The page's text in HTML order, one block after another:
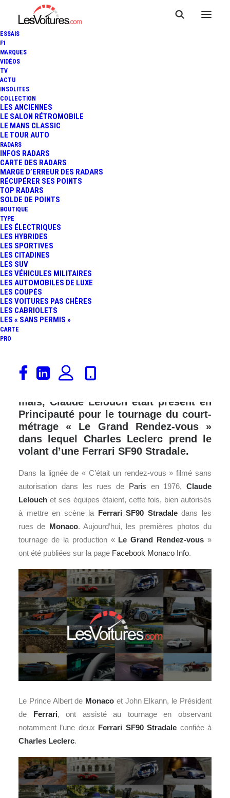
ESSAIS
F1
MARQUES
VIDÉOS
TV
ACTU
INSOLITES
COLLECTION
LES ANCIENNES
LE SALON RÉTROMOBILE
LE MANS CLASSIC
LE TOUR AUTO
RADARS
INFOS RADARS
CARTE DES RADARS
MARGE D’ERREUR DES RADARS
RÉCUPÉRER SES POINTS
TOP RADARS
SOLDE DE POINTS
BOUTIQUE
TYPE
LES ÉLECTRIQUES
LES HYBRIDES
LES SPORTIVES
LES CITADINES
LES SUV
LES VÉHICULES MILITAIRES
LES AUTOMOBILES DE LUXE
LES COUPÉS
LES VOITURES PAS CHÈRES
LES CABRIOLETS
LES « SANS PERMIS »
CARTE
PRO
LES PHOTOS DU TOURNAGE
AVEC CHARLES LECLERC
2 Minutes
Ce week-end à Monaco, les
monoplaces de Formule 1 n’ont pas
mais, Claude Lelouch était présent en
Principauté pour le tournage du court-
métrage « Le Grand Rendez-vous »
dans lequel Charles Leclerc prend le
volant d’une Ferrari SF90 Stradale.
Dans la lignée de « C’était un rendez-vous » filmé sans
autorisation dans les rues de Paris en 1976, Claude
Lelouch et ses équipes étaient, cette fois, bien autorisés
à mettre en scène la Ferrari SF90 Stradaledans les
rues de Monaco. Aujourd’hui, les premières photos du
tournage de la production « Le Grand Rendez-vous »
ont été publiées sur la page Facebook Monaco Info.
Le Prince Albert de Monaco et John Elkann, le Président
de Ferrari, ont assisté au tournage en observant
notamment l’une deux Ferrari SF90 Stradale confiée à
Charles Leclerc.